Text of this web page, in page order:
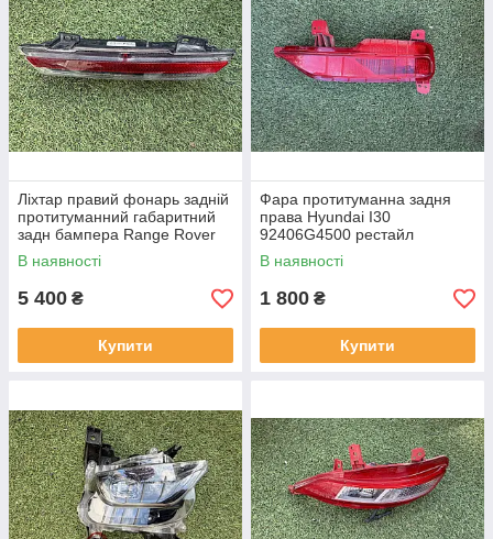
Ліхтар правий фонарь задній
протитуманний габаритний
задн бампера Range Rover
L460 від2021-рр, LR152295
оригінал повністю робо
В наявності
5 400 ₴
Купити
Фара протитуманна задня
права Hyundai I30
92406G4500 рестайл
від2020-рр оригінал бв
відсутнє одне кріплення
В наявності
1 800 ₴
Купити